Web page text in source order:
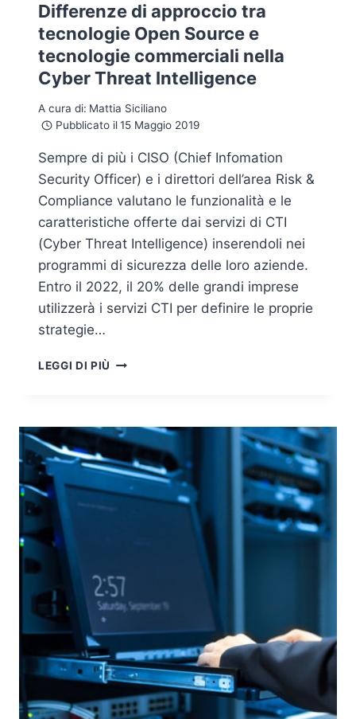
Differenze di approccio tra
tecnologie Open Source e
tecnologie commerciali nella
Cyber Threat Intelligence
A cura di: Mattia Siciliano
Pubblicato il 15 Maggio 2019
Sempre di più i CISO (Chief Infomation
Security Officer) e i direttori dell’area Risk &
Compliance valutano le funzionalità e le
caratteristiche offerte dai servizi di CTI
(Cyber Threat Intelligence) inserendoli nei
programmi di sicurezza delle loro aziende.
Entro il 2022, il 20% delle grandi imprese
utilizzerà i servizi CTI per definire le proprie
strategie…
LEGGI DI PIÙ DIFFERENZE
TECNOLOGIE
OPEN
SOURCE
E
TECNOLOGIE
INTELLIGENCE